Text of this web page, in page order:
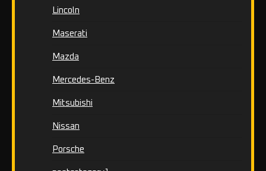
Lincoln
Maserati
Mazda
Mercedes-Benz
Mitsubishi
Nissan
Porsche